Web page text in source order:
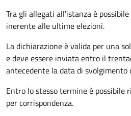
Tra gli allegati all'istanza è
inerente alle ultime elezioni.
La dichiarazione è valida per una
e deve essere inviata entro il
antecedente la data di svolgimento
Entro lo stesso termine è possibile
per corrispondenza.